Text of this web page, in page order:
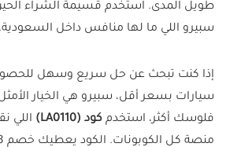
طويل المدى. استخدم قسيمة الشراء
سبيرو اللي ما لها منافس داخل السعودية.
إذا كنت تبحث عن حل سريع وسهل
سيارات بسعر أقل، سبيرو هي الخيار
فلوسك أكثر، استخدم كود (LA0110)
اللي